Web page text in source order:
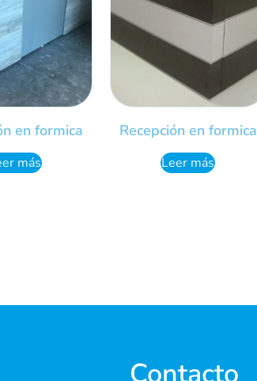
en formica
más
Recepción en formica
Leer más